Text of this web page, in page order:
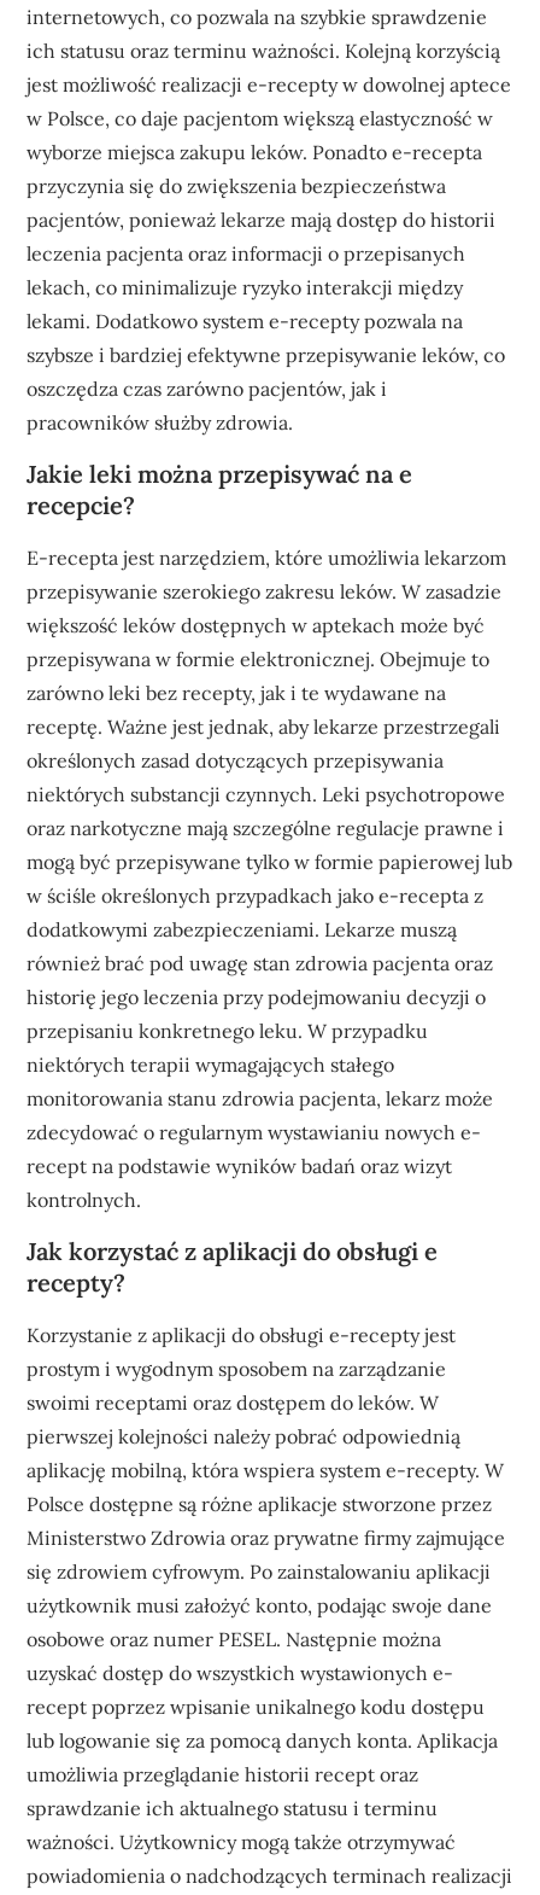
internetowych, co pozwala na szybkie sprawdzenie
ich statusu oraz terminu ważności. Kolejną korzyścią
jest możliwość realizacji e-recepty w dowolnej aptece
w Polsce, co daje pacjentom większą elastyczność w
wyborze miejsca zakupu leków. Ponadto e-recepta
przyczynia się do zwiększenia bezpieczeństwa
pacjentów, ponieważ lekarze mają dostęp do historii
leczenia pacjenta oraz informacji o przepisanych
lekach, co minimalizuje ryzyko interakcji między
lekami. Dodatkowo system e-recepty pozwala na
szybsze i bardziej efektywne przepisywanie leków, co
oszczędza czas zarówno pacjentów, jak i
pracowników służby zdrowia.
Jakie leki można przepisywać na e
recepcie?
E-recepta jest narzędziem, które umożliwia lekarzom
przepisywanie szerokiego zakresu leków. W zasadzie
większość leków dostępnych w aptekach może być
przepisywana w formie elektronicznej. Obejmuje to
zarówno leki bez recepty, jak i te wydawane na
receptę. Ważne jest jednak, aby lekarze przestrzegali
określonych zasad dotyczących przepisywania
niektórych substancji czynnych. Leki psychotropowe
oraz narkotyczne mają szczególne regulacje prawne i
mogą być przepisywane tylko w formie papierowej lub
w ściśle określonych przypadkach jako e-recepta z
dodatkowymi zabezpieczeniami. Lekarze muszą
również brać pod uwagę stan zdrowia pacjenta oraz
historię jego leczenia przy podejmowaniu decyzji o
przepisaniu konkretnego leku. W przypadku
niektórych terapii wymagających stałego
monitorowania stanu zdrowia pacjenta, lekarz może
zdecydować o regularnym wystawianiu nowych e-
recept na podstawie wyników badań oraz wizyt
kontrolnych.
Jak korzystać z aplikacji do obsługi e
recepty?
Korzystanie z aplikacji do obsługi e-recepty jest
prostym i wygodnym sposobem na zarządzanie
swoimi receptami oraz dostępem do leków. W
pierwszej kolejności należy pobrać odpowiednią
aplikację mobilną, która wspiera system e-recepty. W
Polsce dostępne są różne aplikacje stworzone przez
Ministerstwo Zdrowia oraz prywatne firmy zajmujące
się zdrowiem cyfrowym. Po zainstalowaniu aplikacji
użytkownik musi założyć konto, podając swoje dane
osobowe oraz numer PESEL. Następnie można
uzyskać dostęp do wszystkich wystawionych e-
recept poprzez wpisanie unikalnego kodu dostępu
lub logowanie się za pomocą danych konta. Aplikacja
umożliwia przeglądanie historii recept oraz
sprawdzanie ich aktualnego statusu i terminu
ważności. Użytkownicy mogą także otrzymywać
powiadomienia o nadchodzących terminach realizacji